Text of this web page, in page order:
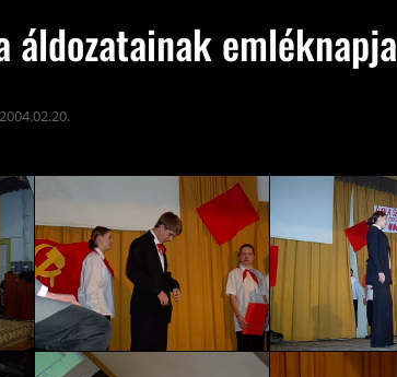
emléknapja
2004.02.20.